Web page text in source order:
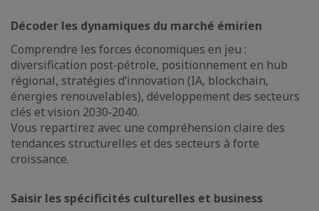
Décoder les dynamiques du marché émirien
Comprendre les forces économiques en jeu :
diversification post‑pétrole, positionnement en hub
régional, stratégies d’innovation (IA, blockchain,
énergies renouvelables), développement des secteurs
clés et vision 2030‑2040.
Vous repartirez avec une compréhension claire des
tendances structurelles et des secteurs à forte
croissance.
Saisir les spécificités culturelles et business